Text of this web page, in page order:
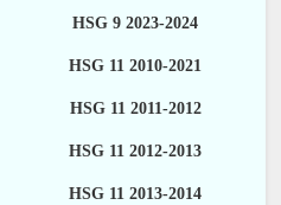
HSG 9 2023-2024
HSG 11 2010-2021
HSG 11 2011-2012
HSG 11 2012-2013
HSG 11 2013-2014